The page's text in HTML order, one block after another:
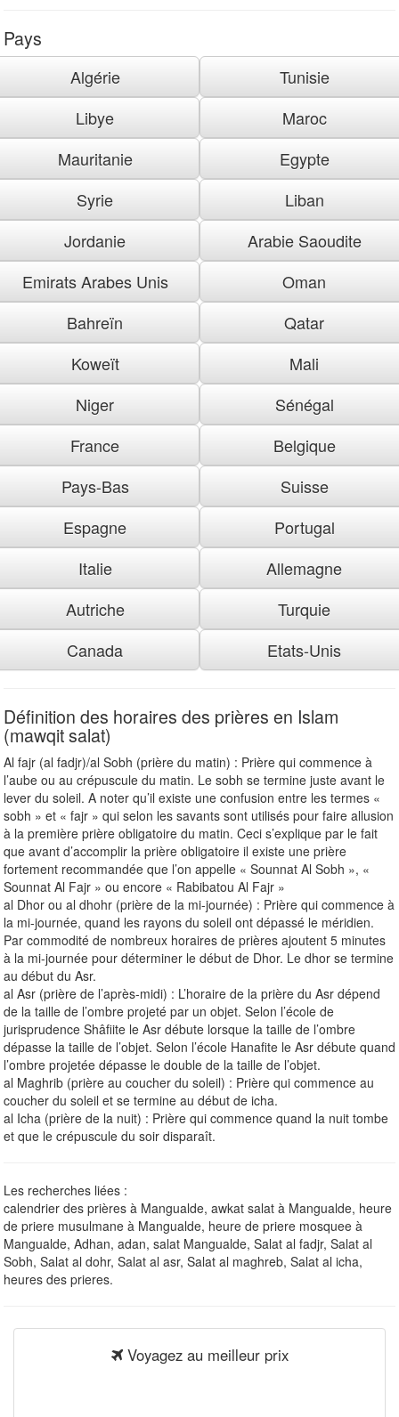
Pays
Algérie
Tunisie
Libye
Maroc
Mauritanie
Egypte
Syrie
Liban
Jordanie
Arabie Saoudite
Emirats Arabes Unis
Oman
Bahreïn
Qatar
Koweït
Mali
Niger
Sénégal
France
Belgique
Pays-Bas
Suisse
Espagne
Portugal
Italie
Allemagne
Autriche
Turquie
Canada
Etats-Unis
Définition des horaires des prières en Islam
(mawqit salat)
Al fajr (al fadjr)/al Sobh (prière du matin) : Prière qui commence à
l’aube ou au crépuscule du matin. Le sobh se termine juste avant le
lever du soleil. A noter qu’il existe une confusion entre les termes «
sobh » et « fajr » qui selon les savants sont utilisés pour faire allusion
à la première prière obligatoire du matin. Ceci s’explique par le fait
que avant d’accomplir la prière obligatoire il existe une prière
fortement recommandée que l’on appelle « Sounnat Al Sobh », «
Sounnat Al Fajr » ou encore « Rabibatou Al Fajr »
al Dhor ou al dhohr (prière de la mi-journée) : Prière qui commence à
la mi-journée, quand les rayons du soleil ont dépassé le méridien.
Par commodité de nombreux horaires de prières ajoutent 5 minutes
à la mi-journée pour déterminer le début de Dhor. Le dhor se termine
au début du Asr.
al Asr (prière de l’après-midi) : L’horaire de la prière du Asr dépend
de la taille de l’ombre projeté par un objet. Selon l’école de
jurisprudence Shâfiite le Asr débute lorsque la taille de l’ombre
dépasse la taille de l’objet. Selon l’école Hanafite le Asr débute quand
l’ombre projetée dépasse le double de la taille de l’objet.
al Maghrib (prière au coucher du soleil) : Prière qui commence au
coucher du soleil et se termine au début de icha.
al Icha (prière de la nuit) : Prière qui commence quand la nuit tombe
et que le crépuscule du soir disparaît.
Les recherches liées :
calendrier des prières à Mangualde, awkat salat à Mangualde, heure
de priere musulmane à Mangualde, heure de priere mosquee à
Mangualde, Adhan, adan, salat Mangualde, Salat al fadjr, Salat al
Sobh, Salat al dohr, Salat al asr, Salat al maghreb, Salat al icha,
heures des prieres.
Voyagez au meilleur prix